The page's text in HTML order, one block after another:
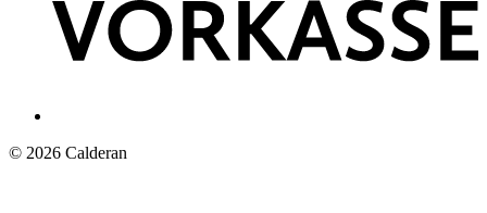
© 2026 Calderan